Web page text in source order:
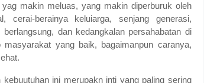
makin meluas, yang makin diperburuk oleh
cerai-berainya keluiarga, senjang generasi,
dan kedangkalan persahabatan di
yang baik, bagaimanpun caranya,
ini merupakn inti yang paling sering